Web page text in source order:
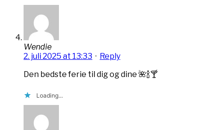
Wendie
2. juli 2025 at 13:33 · Reply
Den bedste ferie til dig og dine 🌺🍾🍸
Loading...